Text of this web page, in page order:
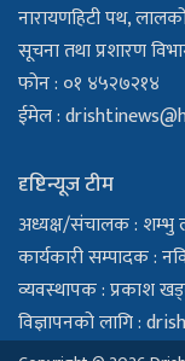
नारायणहिटी पथ,
सूचना तथा प्रशारण
फोन : ०१ ४५२७२१४
ईमेल :
दृष्टिन्यूज टीम
अध्यक्ष/संचालक : शम्भु
कार्यकारी सम्पादक :
व्यवस्थापक : प्रकाश
विज्ञापनको लागि :